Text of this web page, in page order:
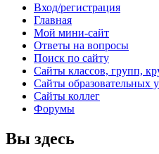
Вход/регистрация
Главная
Мой мини-сайт
Ответы на вопросы
Поиск по сайту
Сайты классов, групп,
Сайты образовательных
Сайты коллег
Форумы
Вы здесь